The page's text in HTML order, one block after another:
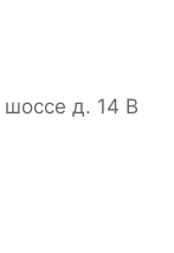
д. 14 В